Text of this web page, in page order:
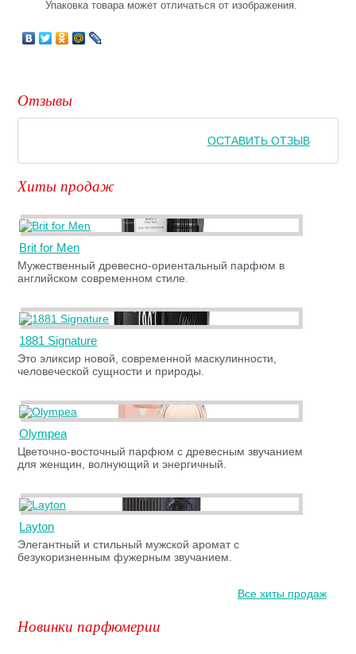
Упаковка товара может отличаться от изображения.
Отзывы
ОСТАВИТЬ ОТЗЫВ
Хиты продаж
Brit for Men
Мужественный древесно-ориентальный парфюм в
английском современном стиле.
1881 Signature
Это эликсир новой, современной маскулинности,
человеческой сущности и природы.
Olympea
Цветочно-восточный парфюм с древесным звучанием
для женщин, волнующий и энергичный.
Layton
Элегантный и стильный мужской аромат с
безукоризненным фужерным звучанием.
Все хиты продаж
Новинки парфюмерии